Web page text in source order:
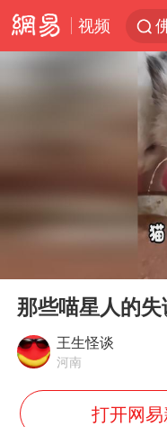
视频
Play
那些喵星人的
王生怪谈
河南
打开网